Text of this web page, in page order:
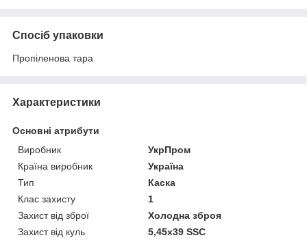
Спосіб упаковки
Пропіленова тара
Характеристики
Основні атрибути
Виробник
УкрПром
Країна виробник
Україна
Тип
Каска
Клас захисту
1
Захист від зброї
Холодна зброя
Захист від куль
5,45x39 SSC